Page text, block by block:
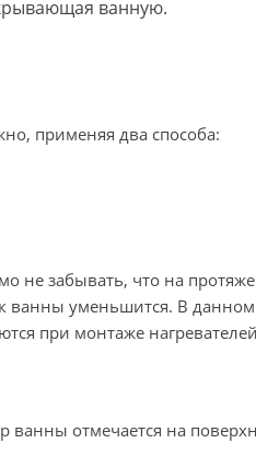
ванную.
применяя два способа:
не забывать, что на
ванны уменьшится. В
при монтаже
отмечается на